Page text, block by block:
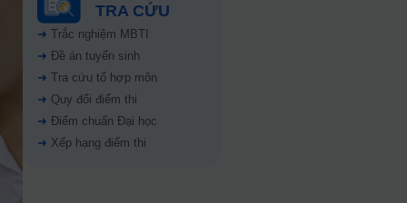
TRA CỨU
➜ Trắc nghiệm MBTI
➜ Đề án tuyển sinh
➜ Tra cứu tổ hợp môn
➜ Quy đổi điểm thi
➜ Điểm chuẩn Đại học
➜ Xếp hạng điểm thi